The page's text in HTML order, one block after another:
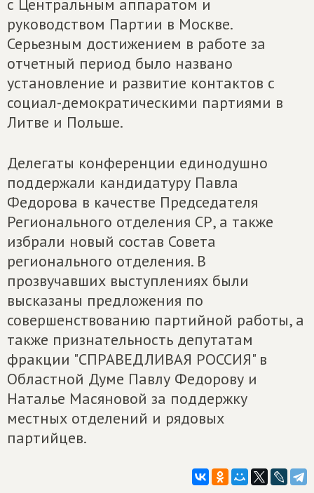
с Центральным аппаратом и
руководством Партии в Москве.
Серьезным достижением в работе за
отчетный период было названо
установление и развитие контактов с
социал-демократическими партиями в
Литве и Польше.
Делегаты конференции единодушно
поддержали кандидатуру Павла
Федорова в качестве Председателя
Регионального отделения СР, а также
избрали новый состав Совета
регионального отделения. В
прозвучавших выступлениях были
высказаны предложения по
совершенствованию партийной работы, а
также признательность депутатам
фракции "СПРАВЕДЛИВАЯ РОССИЯ" в
Областной Думе Павлу Федорову и
Наталье Масяновой за поддержку
местных отделений и рядовых
партийцев.